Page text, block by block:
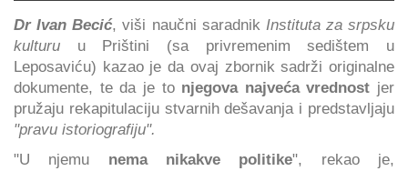
Dr Ivan Becić, viši naučni saradnik Instituta za srpsku
kulturu u Prištini (sa privremenim sedištem u
Leposaviću) kazao je da ovaj zbornik sadrži originalne
dokumente, te da je to njegova najveća vrednost jer
pružaju rekapitulaciju stvarnih dešavanja i predstavljaju
"pravu istoriografiju".
"U njemu nema nikakve politike", rekao je,